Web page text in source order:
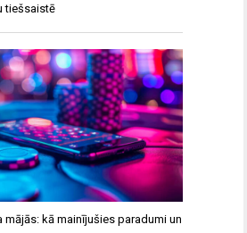
tiešsaistē
kā mainījušies paradumi un